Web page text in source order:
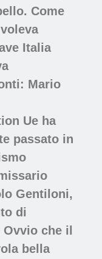
Come
Italia
Mario
Ue ha
passato in
Gentiloni,
di
che il
bella